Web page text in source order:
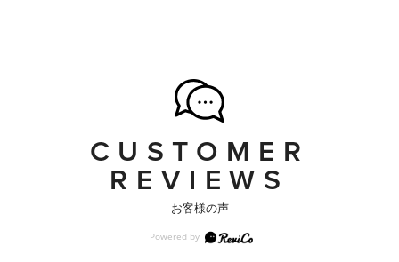
CUSTOMER
REVIEWS
お客様の声